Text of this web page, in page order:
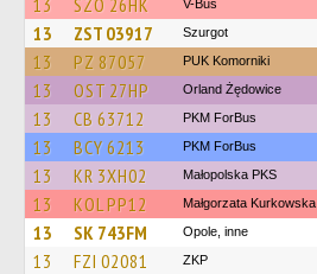
13 SZO 26HK V-Bus
13 ZST 03917 Szurgot
13 PZ 87057 PUK Komorniki
13 OST 27HP Orland Żędowice
13 CB 63712 PKM ForBus
13 BCY 6213 PKM ForBus
13 KR 3XH02 Małopolska PKS
13 KOL PP12 Małgorzata Kurkowska
13 SK 743FM Opole, inne
13 FZI 02081 ZKP